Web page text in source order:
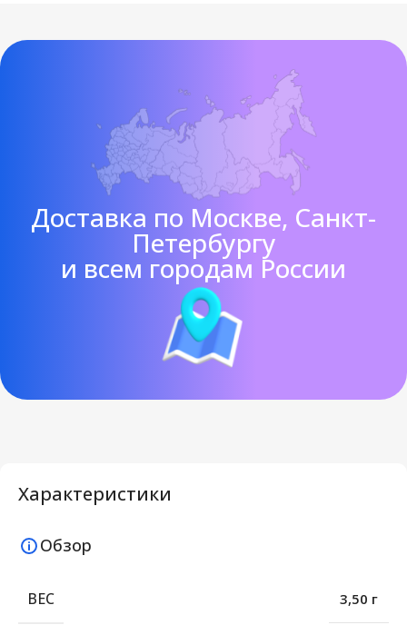
Доставка по Москве, Санкт-
Петербургу
и всем городам России
Характеристики
Обзор
ВЕС 3,50 г